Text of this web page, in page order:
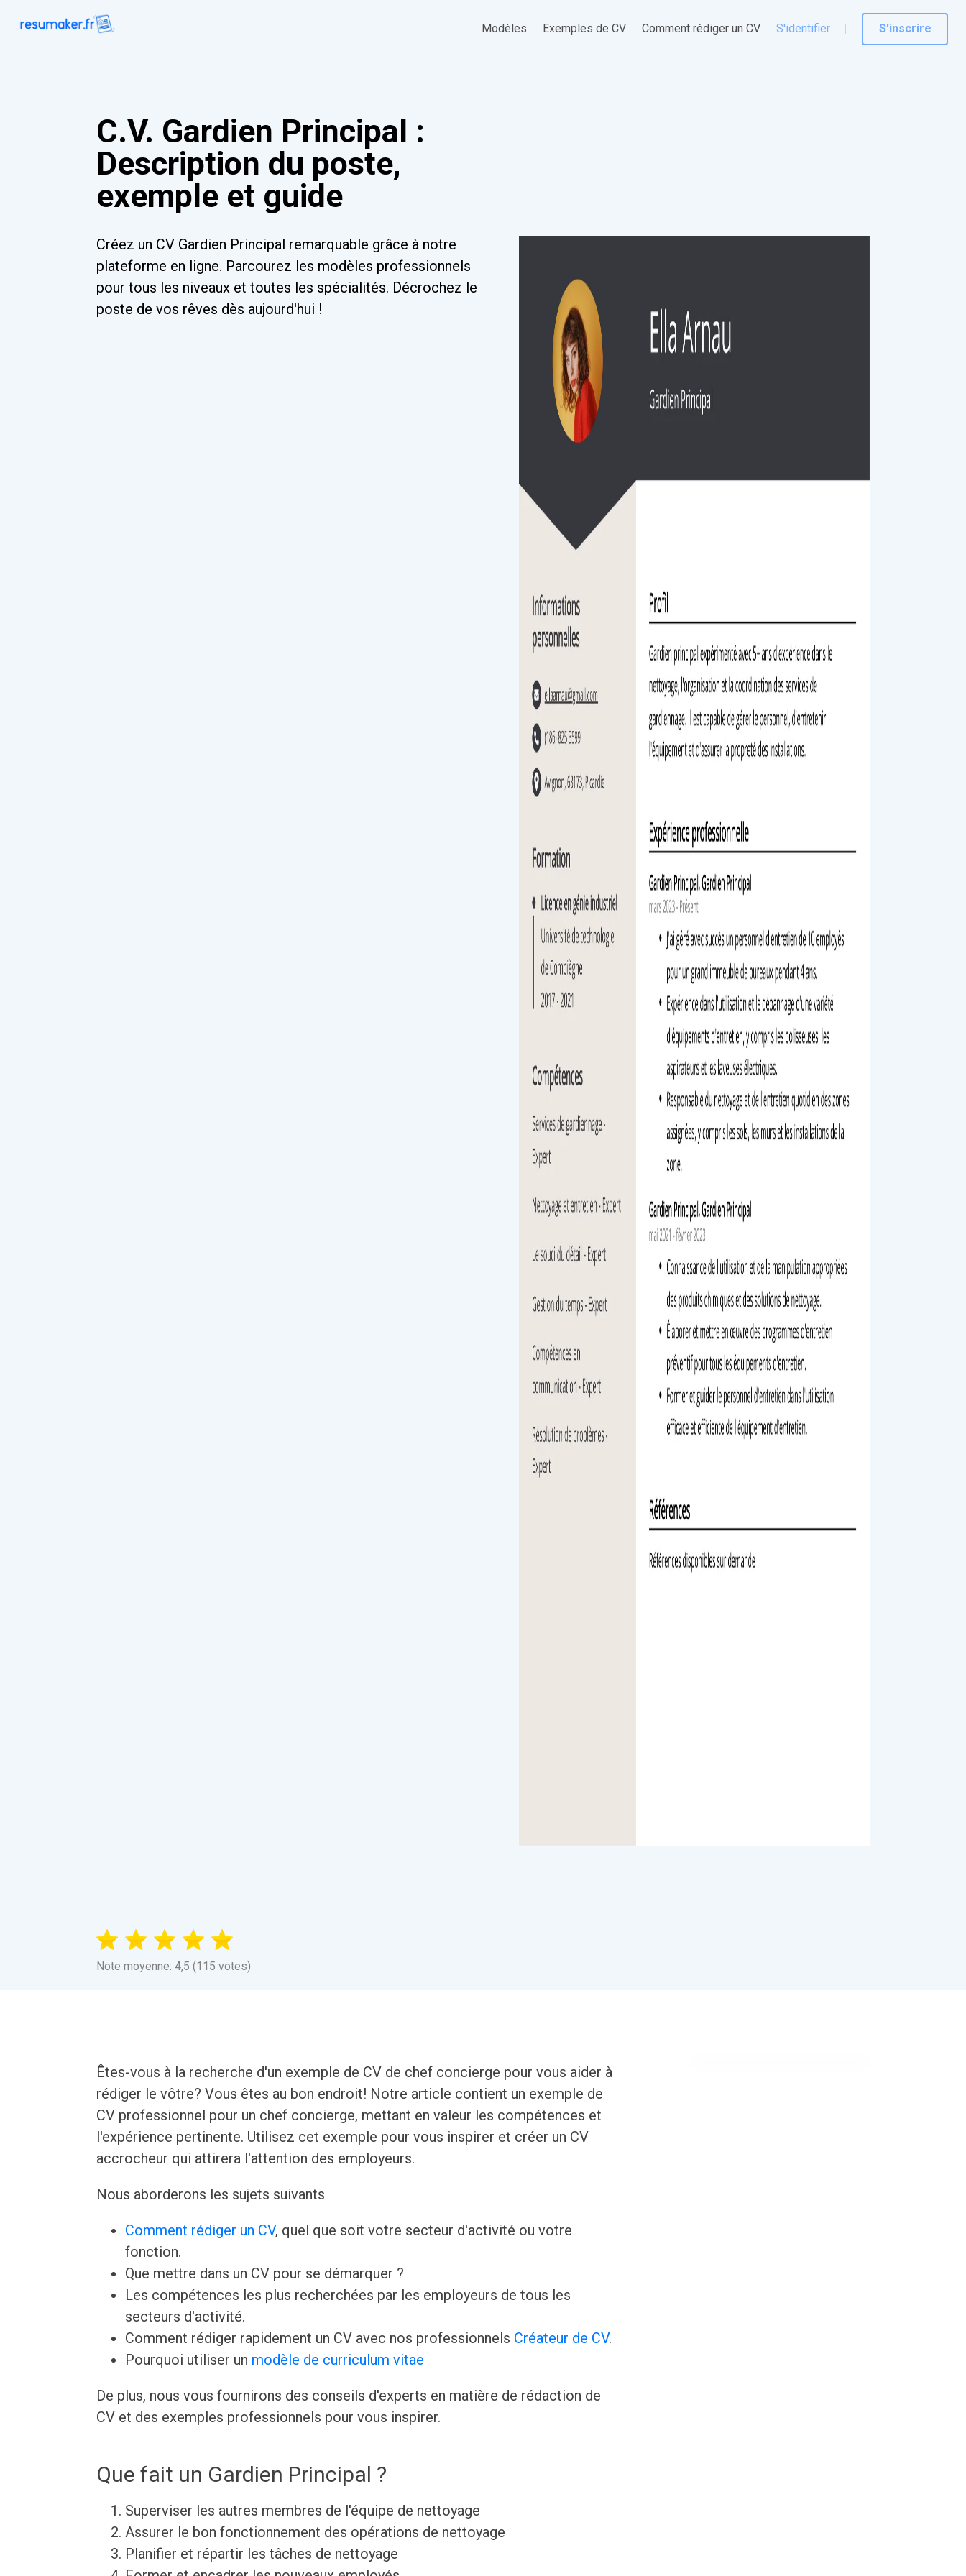
Modèles Exemples de CV Comment rédiger un CV S'identifier S'inscrire
C.V. Gardien Principal :
Description du poste,
exemple et guide
Créez un CV Gardien Principal remarquable grâce à notre
plateforme en ligne. Parcourez les modèles professionnels
pour tous les niveaux et toutes les spécialités. Décrochez le
poste de vos rêves dès aujourd'hui !
Note moyenne: 4,5 (115 votes)
Êtes-vous à la recherche d'un exemple de CV de chef concierge pour vous aider à
rédiger le vôtre? Vous êtes au bon endroit! Notre article contient un exemple de
CV professionnel pour un chef concierge, mettant en valeur les compétences et
l'expérience pertinente. Utilisez cet exemple pour vous inspirer et créer un CV
accrocheur qui attirera l'attention des employeurs.
Nous aborderons les sujets suivants
Comment rédiger un CV, quel que soit votre secteur d'activité ou votre
fonction.
Que mettre dans un CV pour se démarquer ?
Les compétences les plus recherchées par les employeurs de tous les
secteurs d'activité.
Comment rédiger rapidement un CV avec nos professionnels Créateur de CV.
Pourquoi utiliser un modèle de curriculum vitae
De plus, nous vous fournirons des conseils d'experts en matière de rédaction de
CV et des exemples professionnels pour vous inspirer.
Que fait un Gardien Principal ?
Superviser les autres membres de l'équipe de nettoyage
Assurer le bon fonctionnement des opérations de nettoyage
Planifier et répartir les tâches de nettoyage